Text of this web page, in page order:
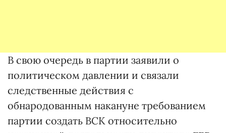
В свою очередь в партии заявили о
политическом давлении и связали
следственные действия с
обнародованным накануне требованием
партии создать ВСК относительно